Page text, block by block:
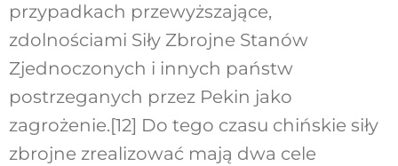
przypadkach przewyższające,
zdolnościami Siły Zbrojne Stanów
Zjednoczonych i innych państw
postrzeganych przez Pekin jako
zagrożenie.[12] Do tego czasu chińskie siły
zbrojne zrealizować mają dwa cele